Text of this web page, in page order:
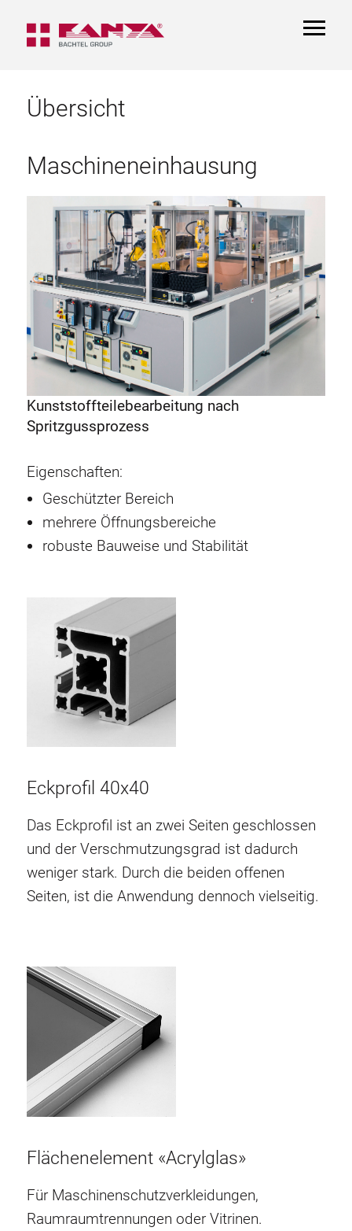
Übersicht
Maschineneinhausung
Kunststoffteilebearbeitung nach
Spritzgussprozess
Eigenschaften:
Geschützter Bereich
mehrere Öffnungsbereiche
robuste Bauweise und Stabilität
Eckprofil 40x40
Das Eckprofil ist an zwei Seiten geschlossen
und der Verschmutzungsgrad ist dadurch
weniger stark. Durch die beiden offenen
Seiten, ist die Anwendung dennoch vielseitig.
Flächenelement «Acrylglas»
Für Maschinenschutzverkleidungen,
Raumraumtrennungen oder Vitrinen.